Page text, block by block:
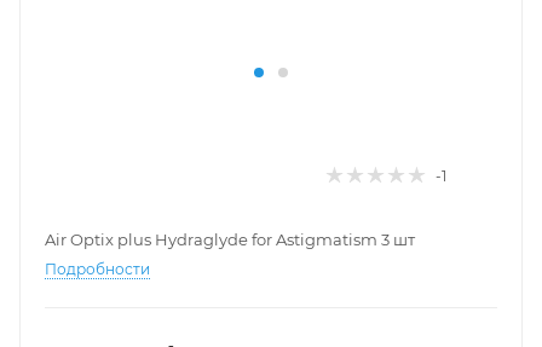
-1
Air Optix plus Hydraglyde for Astigmatism 3 шт
Подробности